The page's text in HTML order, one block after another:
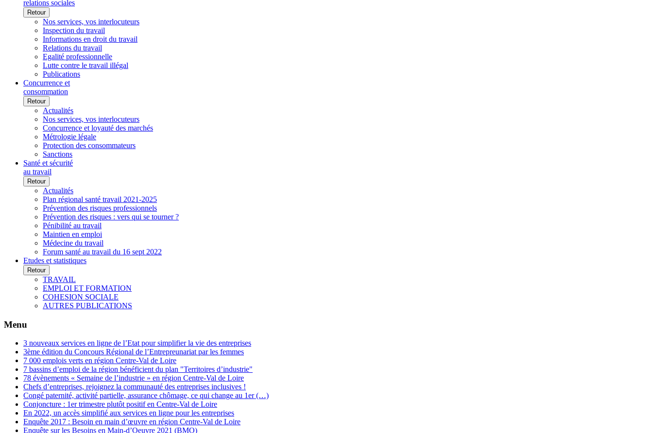
relations sociales
Retour
Nos services, vos interlocuteurs
Inspection du travail
Informations en droit du travail
Relations du travail
Egalité professionnelle
Lutte contre le travail illégal
Publications
Concurrence et
consommation
Retour
Actualités
Nos services, vos interlocuteurs
Concurrence et loyauté des marchés
Métrologie légale
Protection des consommateurs
Sanctions
Santé et sécurité
au travail
Retour
Actualités
Plan régional santé travail 2021-2025
Prévention des risques professionnels
Prévention des risques : vers qui se tourner ?
Pénibilité au travail
Maintien en emploi
Médecine du travail
Forum santé au travail du 16 sept 2022
Etudes et statistiques
Retour
TRAVAIL
EMPLOI ET FORMATION
COHESION SOCIALE
AUTRES PUBLICATIONS
Menu
3 nouveaux services en ligne de l’Etat pour simplifier la vie des entreprises
3ème édition du Concours Régional de l’Entrepreunariat par les femmes
7 000 emplois verts en région Centre-Val de Loire
7 bassins d’emploi de la région bénéficient du plan "Territoires d’industrie"
78 évènements « Semaine de l’industrie » en région Centre-Val de Loire
Chefs d’entreprises, rejoignez la communauté des entreprises inclusives !
Congé paternité, activité partielle, assurance chômage, ce qui change au 1er (…)
Conjoncture : 1er trimestre plutôt positif en Centre-Val de Loire
En 2022, un accès simplifié aux services en ligne pour les entreprises
Enquête 2017 : Besoin en main d’œuvre en région Centre-Val de Loire
Enquête sur les Besoins en Main-d’Oeuvre 2021 (BMO)